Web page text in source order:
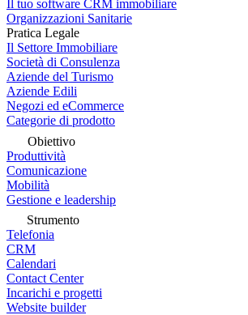
Il tuo software CRM immobiliare
Organizzazioni Sanitarie
Pratica Legale
Il Settore Immobiliare
Società di Consulenza
Aziende del Turismo
Aziende Edili
Negozi ed eCommerce
Categorie di prodotto
Obiettivo
Produttività
Comunicazione
Mobilità
Gestione e leadership
Strumento
Telefonia
CRM
Calendari
Contact Center
Incarichi e progetti
Website builder